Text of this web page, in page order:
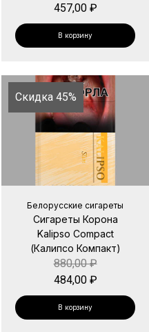
457,00 ₽
В корзину
Скидка 45%
Белорусские сигареты
Сигареты Корона
Kalipso Compact
(Калипсо Компакт)
880,00₽
484,00 ₽
В корзину